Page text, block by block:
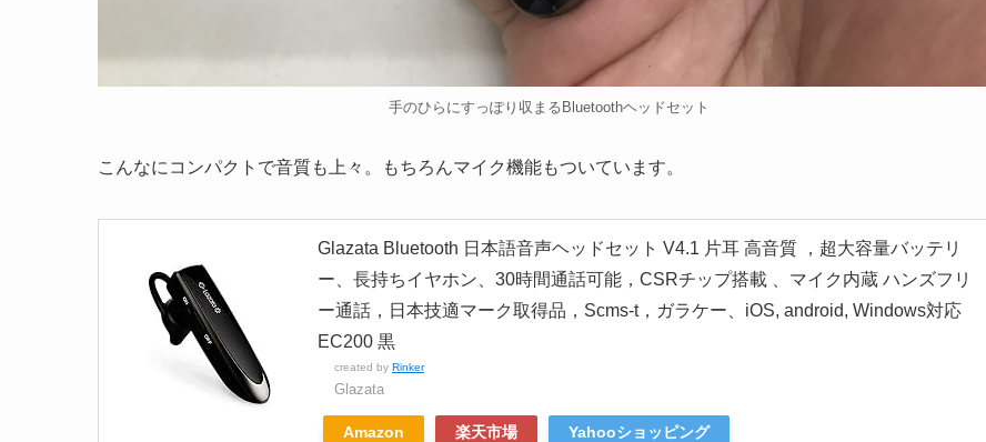
手のひらにすっぽり収まるBluetoothヘッドセット
こんなにコンパクトで音質も上々。もちろんマイク機能もついています。
Glazata Bluetooth 日本語音声ヘッドセット V4.1 片耳 高音質 ，超大容量バッテリ
ー、長持ちイヤホン、30時間通話可能，CSRチップ搭載 、マイク内蔵 ハンズフリ
ー通話，日本技適マーク取得品，Scms-t，ガラケー、iOS, android, Windows対応
EC200 黒
created by Rinker
Glazata
Amazon 楽天市場 Yahooショッピング